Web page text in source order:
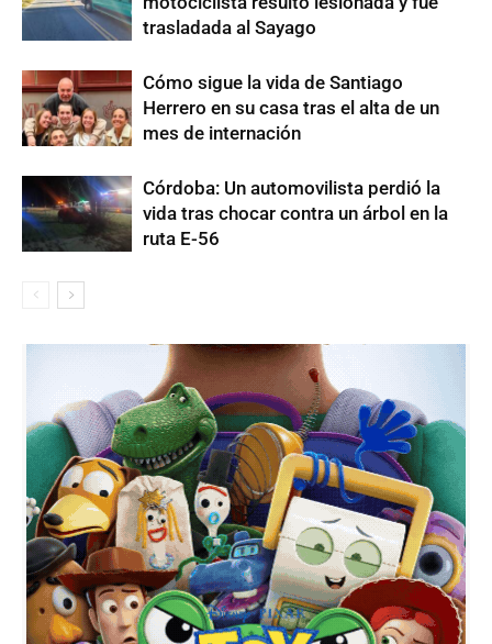
trasladada al Sayago
Cómo sigue la vida de Santiago
Herrero en su casa tras el alta de un
mes de internación
Córdoba: Un automovilista perdió la
vida tras chocar contra un árbol en la
ruta E-56